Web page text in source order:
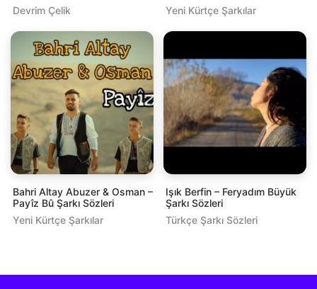
Devrim Çelik
Yeni Kürtçe Şarkılar
Bahri Altay Abuzer & Osman –
Payîz Bû Şarkı Sözleri
Yeni Kürtçe Şarkılar
Işık Berfin – Feryadım Büyük
Şarkı Sözleri
Türkçe Şarkı Sözleri